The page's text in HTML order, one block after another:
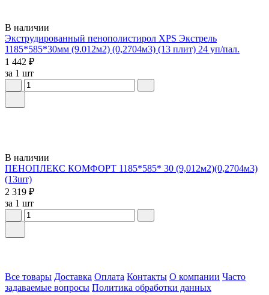
В наличии
Экструдированный пенополистирол XPS Экстрель
1185*585*30мм (9.012м2) (0,2704м3) (13 плит) 24 уп/пал.
1 442 ₽
за 1 шт
В наличии
ПЕНОПЛЕКС КОМФОРТ 1185*585* 30 (9,012м2)(0,2704м3)
(13шт)
2 319 ₽
за 1 шт
Все товары Доставка Оплата Контакты О компании Часто
задаваемые вопросы Политика обработки данных